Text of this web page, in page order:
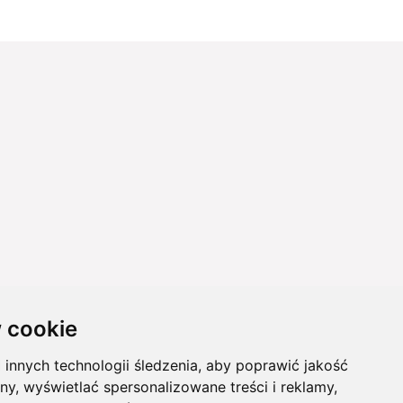
cookie
technologii śledzenia, aby poprawić jakość
wyświetlać spersonalizowane treści i reklamy,